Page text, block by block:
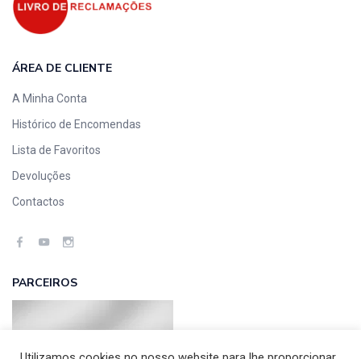
ÁREA DE CLIENTE
A Minha Conta
Histórico de Encomendas
Lista de Favoritos
Devoluções
Contactos
PARCEIROS